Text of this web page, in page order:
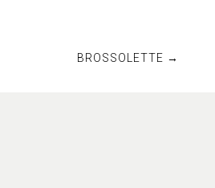
BROSSOLETTE →